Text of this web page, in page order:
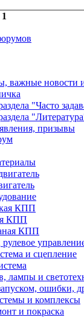
1
важные новости
"Часто
призывы
КПП
КПП
КПП
и сцепление
лампы и
ошибки,
и комплексы
и покраска